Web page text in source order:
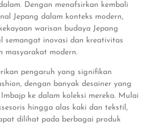
Dengan menafsirkan kembali
Jepang dalam konteks modern,
warisan budaya Jepang
semangat inovasi dan kreativitas
masyarakat modern.
pengaruh yang signifikan
dengan banyak desainer yang
ke dalam koleksi mereka. Mulai
hingga alas kaki dan tekstil,
dilihat pada berbagai produk